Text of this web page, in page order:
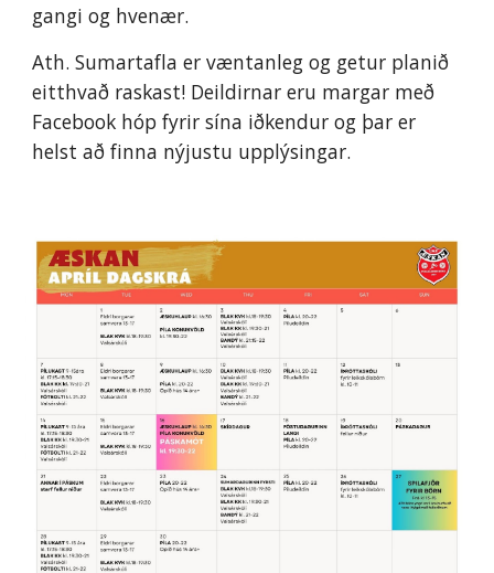
gangi og hvenær.
Ath. Sumartafla er væntanleg og getur planið
eitthvað raskast! Deildirnar eru margar með
Facebook hóp fyrir sína iðkendur og þar er
helst að finna nýjustu upplýsingar.